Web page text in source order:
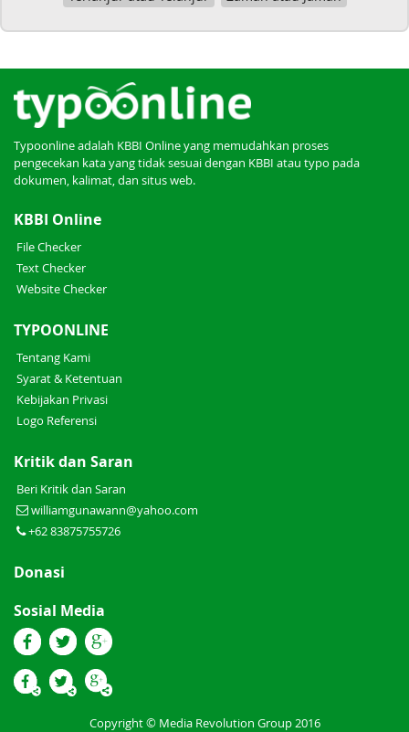
Typoonline adalah KBBI Online yang memudahkan proses
pengecekan kata yang tidak sesuai dengan KBBI atau typo pada
dokumen, kalimat, dan situs web.
KBBI Online
File Checker
Text Checker
Website Checker
TYPOONLINE
Tentang Kami
Syarat & Ketentuan
Kebijakan Privasi
Logo Referensi
Kritik dan Saran
Beri Kritik dan Saran
williamgunawann@yahoo.com
+62 83875755726
Donasi
Sosial Media
Copyright © Media Revolution Group 2016